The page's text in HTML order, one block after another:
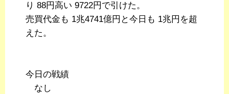
り 88円高い 9722円で引けた。
売買代金も 1兆4741億円と今日も 1兆円を超
えた。
今日の戦績
なし